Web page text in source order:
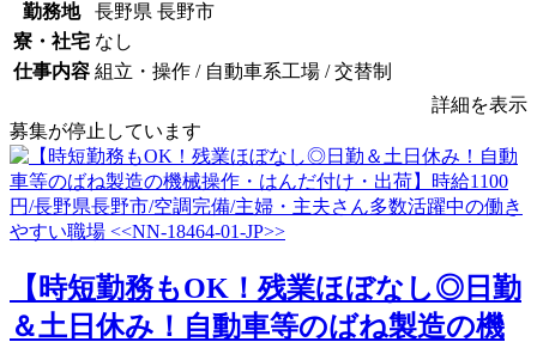
勤務地
長野県 長野市
寮・社宅 なし
仕事内容 組立・操作 / 自動車系工場 / 交替制
詳細を表示
募集が停止しています
【時短勤務もOK！残業ほぼなし◎日勤
＆土日休み！自動車等のばね製造の機